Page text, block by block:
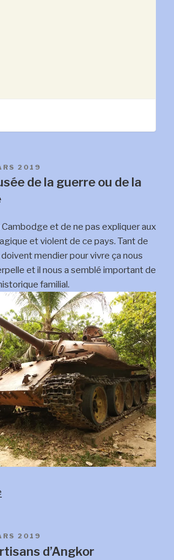
2019
de la guerre ou de la
Cambodge et de ne pas expliquer aux
et violent de ce pays. Tant de
mendier pour vivre ça nous
et il nous a semblé important de
familial.
le
musée
2019
d’Angkor